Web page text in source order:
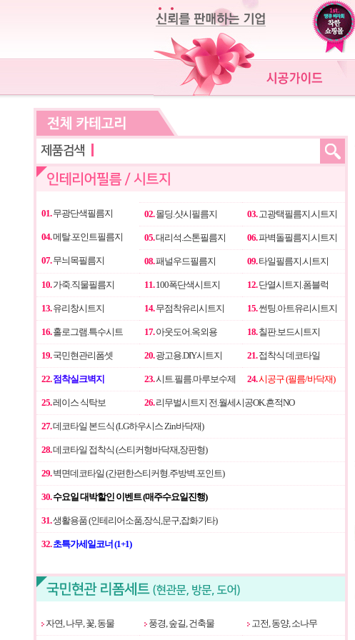
01.무광단색필름지 02.몰딩.샷시필름지 03.고광택필름지.시트지
04.메탈.포인트필름지 05.대리석.스톤필름지 06.파벽돌필름지.시트지
07.무늬목필름지 08.패널우드필름지 09.타일필름지.시트지
10.가죽.직물필름지 11.100폭단색시트지 12.단열시트지.폼블럭
13.유리창시트지 14.무점착유리시트지 15.썬팅.아트유리시트지
16.홀로그램.특수시트 17.아웃도어.옥외용 18.칠판.보드시트지
19.국민현관리폼셋 20.광고용.DIY시트지 21.접착식 데코타일
22. 점착실크벽지 23.시트.필름.마루보수제 24.시공구 (필름/바닥재)
25.레이스 식탁보 26.리무벌시트지 전.월세시공OK.흔적NO
27.데코타일 본드식 (LG하우시스 Zin바닥재)
28.데코타일 접착식 (스티커형바닥재,장판형)
29.벽면데코타일 (간편한스티커형.주방벽.포인트)
30.수요일 대박할인 이벤트 (매주수요일진행)
31.생활용품 (인테리어소품,장식,문구,잡화기타)
32.초특가세일코너 (1+1)
자연, 나무, 꽃, 동물 풍경, 숲길, 건축물 고전, 동양, 소나무